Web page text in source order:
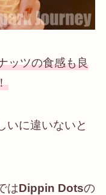
ッツの食感も良
いに違いないと
はDippin Dotsの